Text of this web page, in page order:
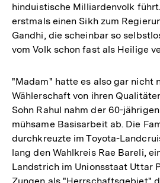
hinduistische Milliardenvolk
erstmals einen Sikh zum
Gandhi, die scheinbar so
vom Volk schon fast als Heilige
"Madam" hatte es also gar nicht
Wählerschaft von ihren
Sohn Rahul nahm der 60-
mühsame Basisarbeit ab. Die
durchkreuzte im Toyota-
lang den Wahlkreis Rae Bareli,
Landstrich im Unionsstaat Uttar